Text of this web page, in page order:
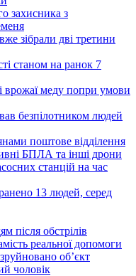
захисника з
зібрали дві третини
станом на ранок 7
меду попри умови
безпілотником людей
поштове відділення
БПЛА та інші дрони
станцій на час
13 людей, серед
після обстрілів
реальної допомоги
об’єкт
чоловік